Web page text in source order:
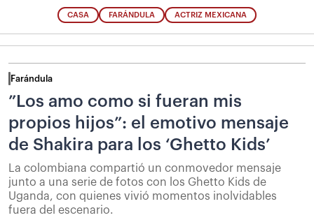
CASA FARÁNDULA ACTRIZ MEXICANA
Farándula
”Los amo como si fueran mis
propios hijos”: el emotivo mensaje
de Shakira para los ‘Ghetto Kids’
La colombiana compartió un conmovedor mensaje
junto a una serie de fotos con los Ghetto Kids de
Uganda, con quienes vivió momentos inolvidables
fuera del escenario.